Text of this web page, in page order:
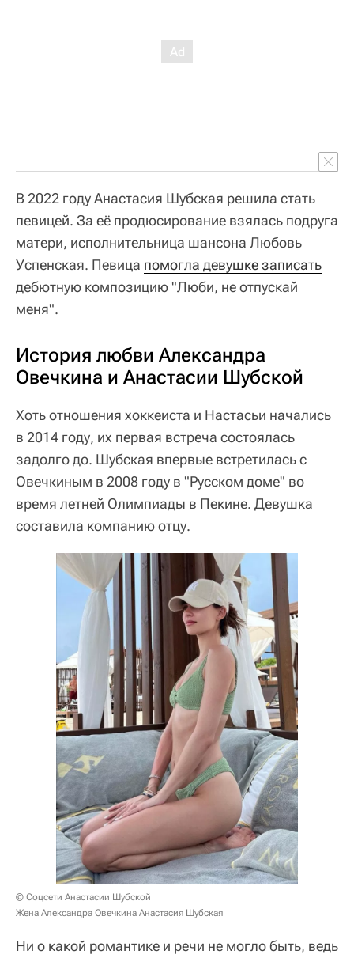
В 2022 году Анастасия Шубская решила стать
певицей. За её продюсирование взялась подруга
матери, исполнительница шансона Любовь
Успенская. Певица помогла девушке записать
дебютную композицию "Люби, не отпускай
меня".
История любви Александра
Овечкина и Анастасии Шубской
Хоть отношения хоккеиста и Настасьи начались
в 2014 году, их первая встреча состоялась
задолго до. Шубская впервые встретилась с
Овечкиным в 2008 году в "Русском доме" во
время летней Олимпиады в Пекине. Девушка
составила компанию отцу.
© Соцсети Анастасии Шубской
Жена Александра Овечкина Анастасия Шубская
Ни о какой романтике и речи не могло быть, ведь